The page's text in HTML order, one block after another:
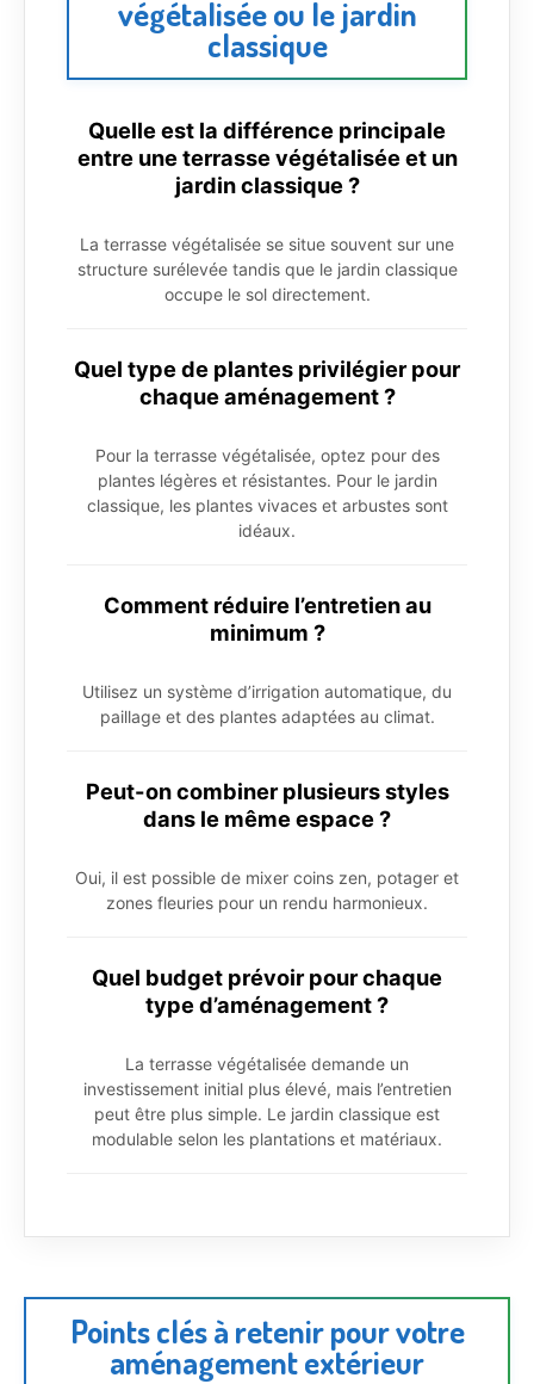
végétalisée ou le jardin
classique
Quelle est la différence principale
entre une terrasse végétalisée et un
jardin classique ?
La terrasse végétalisée se situe souvent sur une
structure surélevée tandis que le jardin classique
occupe le sol directement.
Quel type de plantes privilégier pour
chaque aménagement ?
Pour la terrasse végétalisée, optez pour des
plantes légères et résistantes. Pour le jardin
classique, les plantes vivaces et arbustes sont
idéaux.
Comment réduire l’entretien au
minimum ?
Utilisez un système d’irrigation automatique, du
paillage et des plantes adaptées au climat.
Peut-on combiner plusieurs styles
dans le même espace ?
Oui, il est possible de mixer coins zen, potager et
zones fleuries pour un rendu harmonieux.
Quel budget prévoir pour chaque
type d’aménagement ?
La terrasse végétalisée demande un
investissement initial plus élevé, mais l’entretien
peut être plus simple. Le jardin classique est
modulable selon les plantations et matériaux.
Points clés à retenir pour votre
aménagement extérieur